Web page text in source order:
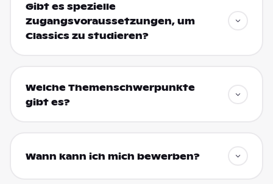
Gibt es spezielle
Zugangsvoraussetzungen, um
Classics zu studieren?
Welche Themenschwerpunkte
gibt es?
Wann kann ich mich bewerben?